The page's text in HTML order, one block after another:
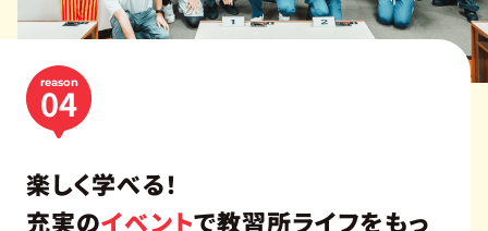
reason
04
楽しく学べる！
充実のイベントで教習所ライフをもっ